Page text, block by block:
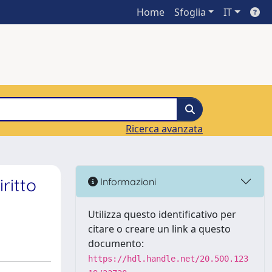
Home Sfoglia IT
Ricerca avanzata
Informazioni
Utilizza questo identificativo per
citare o creare un link a questo
documento:
https://hdl.handle.net/20.500.123